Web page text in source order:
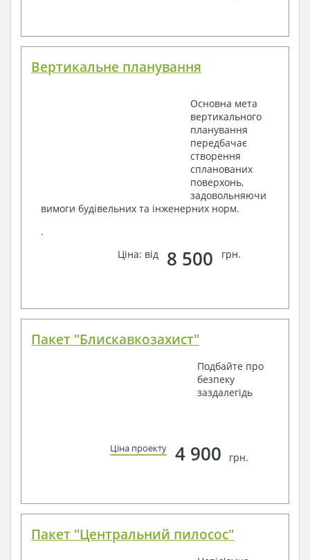
Вертикальне планування
Основна мета
вертикального
планування
передбачає
створення
спланованих
поверхонь,
задовольняючи
вимоги будівельних та інженерних норм.
.
Ціна: від
8 500 грн.
Пакет "Блискавкозахист"
Подбайте про
безпеку
заздалегідь
Ціна проекту 4 900 грн.
Пакет "Центральний пилосос"